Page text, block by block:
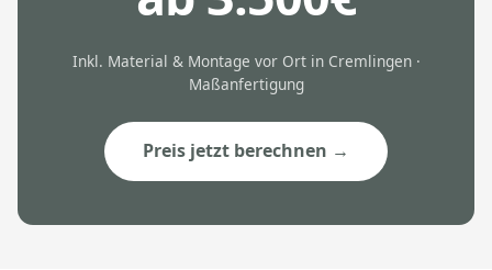
Inkl. Material & Montage vor Ort in Cremlingen ·
Maßanfertigung
Preis jetzt berechnen →